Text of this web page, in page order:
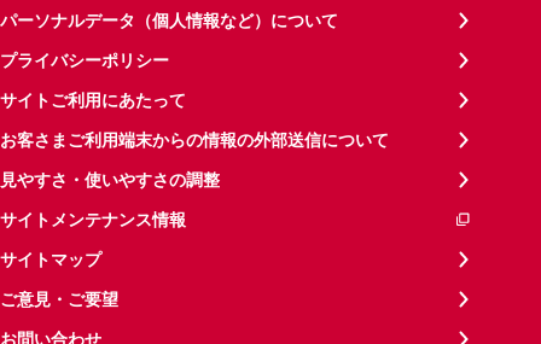
パーソナルデータ（個人情報など）について
プライバシーポリシー
サイトご利用にあたって
お客さまご利用端末からの情報の外部送信について
見やすさ・使いやすさの調整
サイトメンテナンス情報
サイトマップ
ご意見・ご要望
お問い合わせ